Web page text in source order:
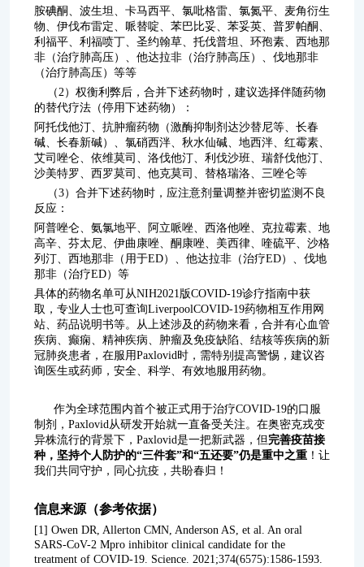
胺碘酮、波生坦、卡马西平、氯吡格雷、氯氮平、麦角衍生
物、伊伐布雷定、哌替啶、苯巴比妥、苯妥英、普罗帕酮、
利福平、利福喷丁、圣约翰草、托伐普坦、环孢素、西地那
非（治疗肺高压）、他达拉非（治疗肺高压）、伐地那非
（治疗肺高压）等等
（2）权衡利弊后，合并下述药物时，建议选择伴随药物
的替代疗法（停用下述药物）：
阿托伐他汀、抗肿瘤药物（激酶抑制剂达沙替尼等、长春
碱、长春新碱）、氯硝西泮、秋水仙碱、地西泮、红霉素、
艾司唑仑、依维莫司、洛伐他汀、利伐沙班、瑞舒伐他汀、
沙美特罗、西罗莫司、他克莫司、替格瑞洛、三唑仑等
（3）合并下述药物时，应注意剂量调整并密切监测不良
反应：
阿普唑仑、氨氯地平、阿立哌唑、西洛他唑、克拉霉素、地
高辛、芬太尼、伊曲康唑、酮康唑、美西律、喹硫平、沙格
列汀、西地那非（用于ED）、他达拉非（治疗ED）、伐地
那非（治疗ED）等
具体的药物名单可从NIH2021版COVID-19诊疗指南中获
取，专业人士也可查询LiverpoolCOVID-19药物相互作用网
站、药品说明书等。从上述涉及的药物来看，合并有心血管
疾病、癫痫、精神疾病、肿瘤及免疫缺陷、结核等疾病的新
冠肺炎患者，在服用Paxlovid时，需特别提高警惕，建议咨
询医生或药师，安全、科学、有效地服用药物。
作为全球范围内首个被正式用于治疗COVID-19的口服
制剂，Paxlovid从研发开始就一直备受关注。在奥密克戎变
异株流行的背景下，Paxlovid是一把新武器，但完善疫苗接
种，坚持个人防护的“三件套”和“五还要”仍是重中之重 ！让
我们共同守护，同心抗疫，共盼春归！
信息来源（参考依据）
[1] Owen DR, Allerton CMN, Anderson AS, et al. An oral
SARS-CoV-2 Mpro inhibitor clinical candidate for the
treatment of COVID-19. Science. 2021;374(6575):1586-1593.